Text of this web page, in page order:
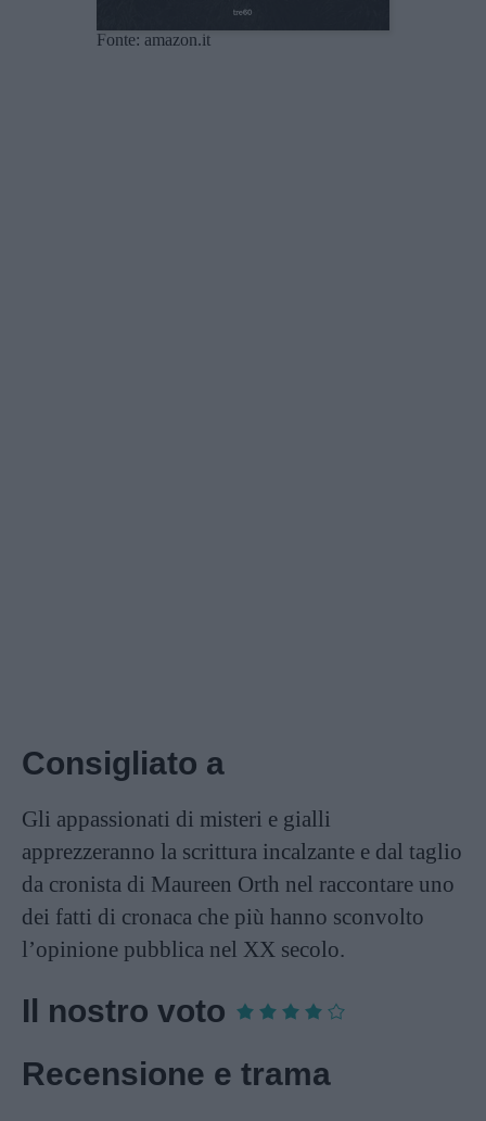
Fonte: amazon.it
Consigliato a
Gli appassionati di misteri e gialli
apprezzeranno la scrittura incalzante e dal taglio
da cronista di Maureen Orth nel raccontare uno
dei fatti di cronaca che più hanno sconvolto
l’opinione pubblica nel XX secolo.
Il nostro voto
Recensione e trama